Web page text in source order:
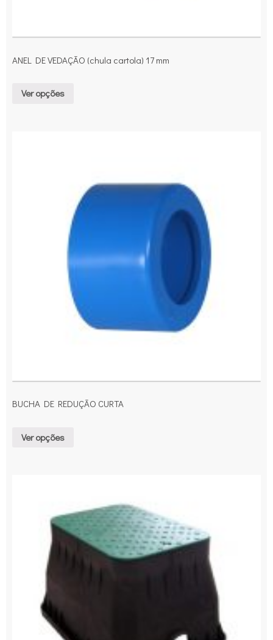
ANEL DE VEDAÇÃO (chula cartola) 17 mm
Ver opções
BUCHA DE REDUÇÃO CURTA
Ver opções